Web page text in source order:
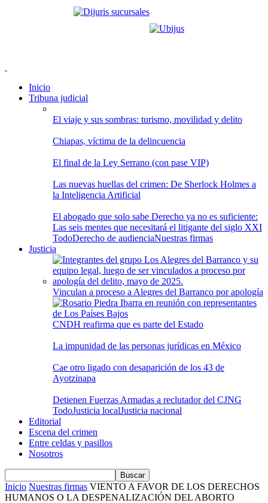
Inicio
Tribuna judicial
El viaje y sus sombras: turismo, movilidad y delito
Chiapas, víctima de la delincuencia
El final de la Ley Serrano (con pase VIP)
Las nuevas huellas del crimen: De Sherlock Holmes a
la Inteligencia Artificial
El abogado que solo sabe Derecho ya no es suficiente:
Las seis mentes que necesitará el litigante del siglo XXI
TodoDerecho de audienciaNuestras firmas
Justicia
Vinculan a proceso a Alegres del Barranco por apología
CNDH reafirma que es parte del Estado
La impunidad de las personas jurídicas en México
Cae otro ligado con desaparición de los 43 de
Ayotzinapa
Detienen Fuerzas Armadas a reclutador del CJNG
TodoJusticia localJusticia nacional
Editorial
Escena del crimen
Entre celdas y pasillos
Nosotros
Inicio Nuestras firmas VIENTO A FAVOR DE LOS DERECHOS
HUMANOS O LA DESPENALIZACIÓN DEL ABORTO